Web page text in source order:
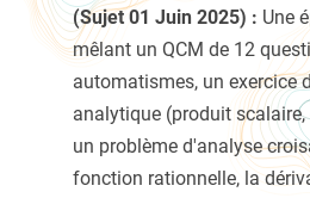
(Sujet 01 Juin 2025) : Une
mêlant un QCM de 12
automatismes, un exercice
analytique (produit
un problème d'analyse
fonction rationnelle, la